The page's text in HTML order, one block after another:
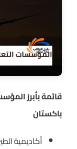
قائمة بأبرز
باكستان
أكاديمية